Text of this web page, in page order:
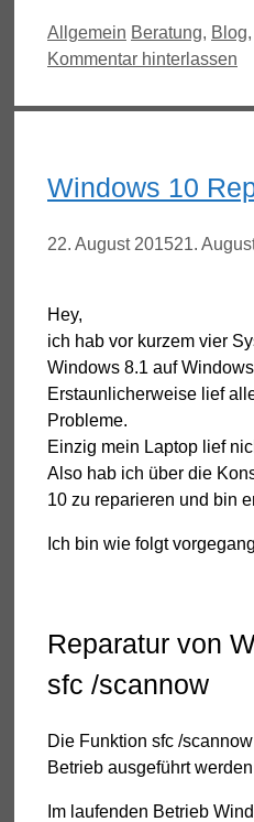
Kategorien
Allgemein Schlagwörter
Beratung, Blog,
Kommentar hinterlassen
Windows 10
22. August 201521.
Hey,
ich hab vor kurzem vier
Windows 8.1 auf
Erstaunlicherweise lief
Probleme.
Einzig mein Laptop lief
Also hab ich über die
10 zu reparieren und bin
Ich bin wie folgt
Reparatur von
sfc /scannow
Die Funktion sfc /
Betrieb ausgeführt werden
Im laufenden Betrieb